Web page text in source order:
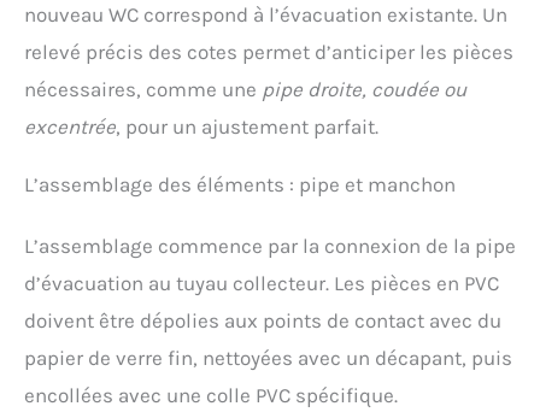
nouveau WC correspond à l’évacuation existante. Un
relevé précis des cotes permet d’anticiper les pièces
nécessaires, comme une pipe droite, coudée ou
excentrée, pour un ajustement parfait.
L’assemblage des éléments : pipe et manchon
L’assemblage commence par la connexion de la pipe
d’évacuation au tuyau collecteur. Les pièces en PVC
doivent être dépolies aux points de contact avec du
papier de verre fin, nettoyées avec un décapant, puis
encollées avec une colle PVC spécifique.